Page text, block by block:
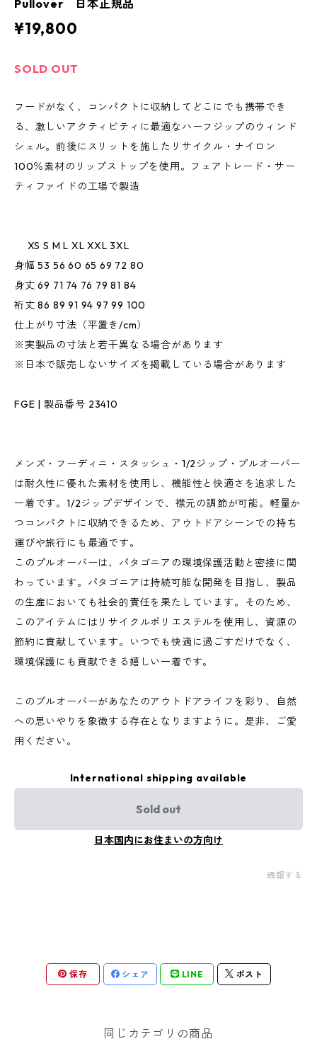
Pullover 日本正規品
¥19,800
SOLD OUT
フードがなく、コンパクトに収納してどこにでも携帯でき
る、激しいアクティビティに最適なハーフジップのウィンド
シェル。前後にスリットを施したリサイクル・ナイロン
100％素材のリップストップを使用。フェアトレード・サー
ティファイドの工場で製造
XS S M L XL XXL 3XL
身幅 53 56 60 65 69 72 80
身丈 69 71 74 76 79 81 84
裄丈 86 89 91 94 97 99 100
仕上がり寸法（平置き/cm）
※実製品の寸法と若干異なる場合があります
※日本で販売しないサイズを掲載している場合があります
FGE | 製品番号 23410
メンズ・フーディニ・スタッシュ・1/2ジップ・プルオーバー
は耐久性に優れた素材を使用し、機能性と快適さを追求した
一着です。1/2ジップデザインで、襟元の調節が可能。軽量か
つコンパクトに収納できるため、アウトドアシーンでの持ち
運びや旅行にも最適です。
このプルオーバーは、パタゴニアの環境保護活動と密接に関
わっています。パタゴニアは持続可能な開発を目指し、製品
の生産においても社会的責任を果たしています。そのため、
このアイテムにはリサイクルポリエステルを使用し、資源の
節約に貢献しています。いつでも快適に過ごすだけでなく、
環境保護にも貢献できる嬉しい一着です。
このプルオーバーがあなたのアウトドアライフを彩り、自然
への思いやりを象徴する存在となりますように。是非、ご愛
用ください。
International shipping available
Sold out
日本国内にお住まいの方向け
通報する
保存 シェア LINE ポスト
同じカテゴリの商品